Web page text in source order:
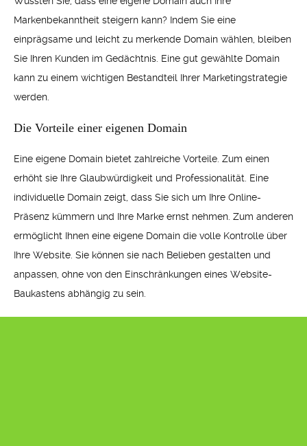
Markenbekanntheit steigern kann? Indem Sie eine
einprägsame und leicht zu merkende Domain wählen, bleiben
Sie Ihren Kunden im Gedächtnis. Eine gut gewählte Domain
kann zu einem wichtigen Bestandteil Ihrer Marketingstrategie
werden.
Die Vorteile einer eigenen Domain
Eine eigene Domain bietet zahlreiche Vorteile. Zum einen
erhöht sie Ihre Glaubwürdigkeit und Professionalität. Eine
individuelle Domain zeigt, dass Sie sich um Ihre Online-
Präsenz kümmern und Ihre Marke ernst nehmen. Zum anderen
ermöglicht Ihnen eine eigene Domain die volle Kontrolle über
Ihre Website. Sie können sie nach Belieben gestalten und
anpassen, ohne von den Einschränkungen eines Website-
Baukastens abhängig zu sein.